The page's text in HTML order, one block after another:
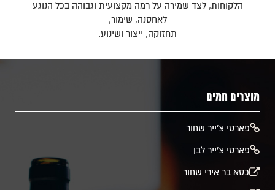
הלקוחות, לצד שמירה על רמה מקצועית וגבוהה בכל הנוגע
לאחסנה, שימור,
תחזוקה, ייצור ושינוע.
מוצרים חמים
​פארטי צ'ייר שחור
פארטי צ'ייר לבן
כסא בר אירי שחור